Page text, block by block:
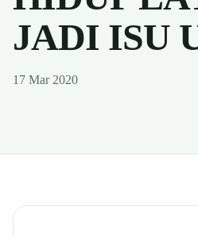
JADI ISU
17 Mar 2020